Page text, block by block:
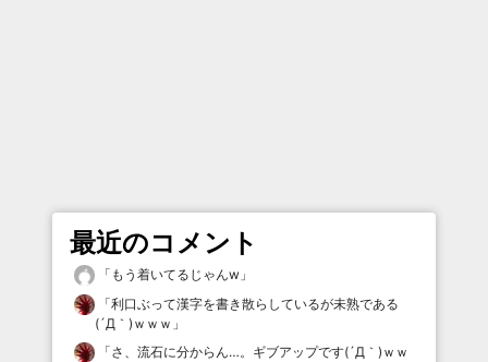
最近のコメント
「 もう着いてるじゃんw 」
「利口ぶって漢字を書き散らしているが未熟である
(´Д｀)ｗｗｗ 」
「さ、流石に分からん…。ギブアップです(´Д｀)ｗｗ